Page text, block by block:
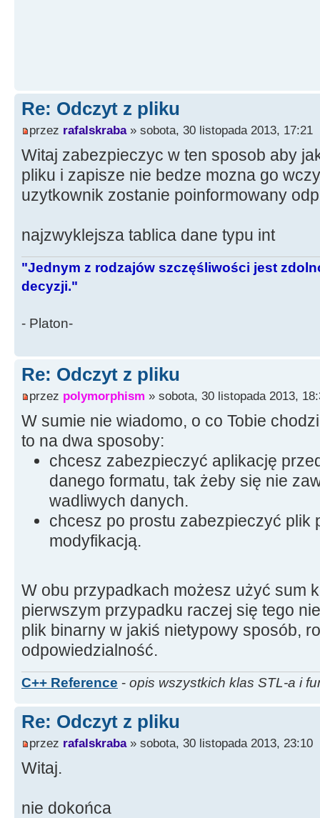
Re: Odczyt z pliku
przez rafalskraba» sobota, 30 listopada 2013, 17:21
Witaj zabezpieczyc w ten sposob aby
pliku i zapisze nie bedze mozna go
uzytkownik zostanie poinformowany
najzwyklejsza tablica dane typu int
"Jednym z rodzajów szczęśliwości jest
decyzji."
- Platon-
Re: Odczyt z pliku
przez polymorphism » sobota, 30 listopada 2013,
W sumie nie wiadomo, o co Tobie
to na dwa sposoby:
chcesz zabezpieczyć aplikację
danego formatu, tak żeby się nie
wadliwych danych.
chcesz po prostu zabezpieczyć plik
modyfikacją.
W obu przypadkach możesz użyć sum
pierwszym przypadku raczej się tego
plik binarny w jakiś nietypowy sposób,
odpowiedzialność.
C++ Reference - opis wszystkich klas STL-a i
Re: Odczyt z pliku
przez rafalskraba» sobota, 30 listopada 2013, 23:10
Witaj.
nie dokońca